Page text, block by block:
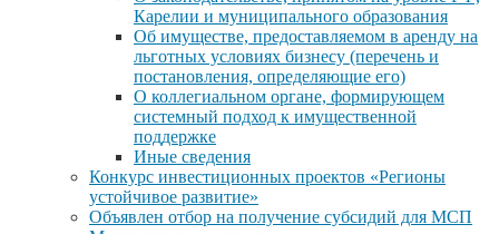
Карелии и муниципального образования
Об имуществе, предоставляемом в аренду на
льготных условиях бизнесу (перечень и
постановления, определяющие его)
О коллегиальном органе, формирующем
системный подход к имущественной
поддержке
Иные сведения
Конкурс инвестиционных проектов «Регионы
устойчивое развитие»
Объявлен отбор на получение субсидий для МСП